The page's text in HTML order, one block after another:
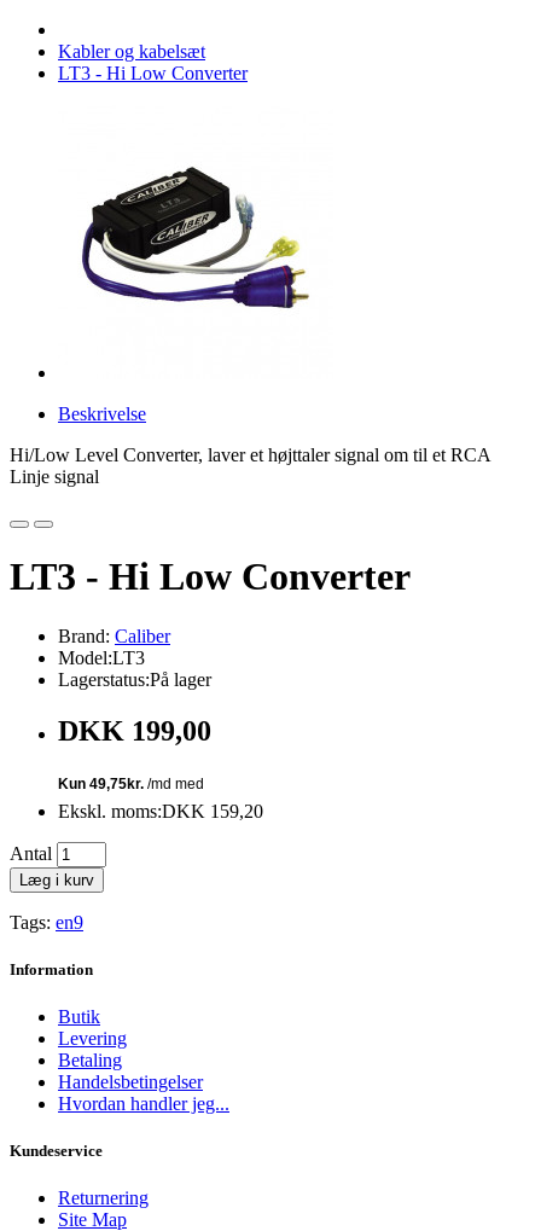
Kabler og kabelsæt
LT3 - Hi Low Converter
Beskrivelse
Hi/Low Level Converter, laver et højttaler signal om til et RCA
Linje signal
LT3 - Hi Low Converter
Brand: Caliber
Model:LT3
Lagerstatus:På lager
DKK 199,00
Ekskl. moms:DKK 159,20
Antal
Læg i kurv
Tags: en9
Information
Butik
Levering
Betaling
Handelsbetingelser
Hvordan handler jeg...
Kundeservice
Returnering
Site Map